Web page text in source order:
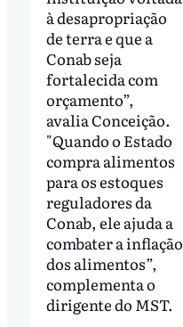
à desapropriação
de terra e que a
Conab seja
fortalecida com
orçamento”,
avalia Conceição.
"Quando o Estado
compra alimentos
para os estoques
reguladores da
Conab, ele ajuda a
combater a inflação
dos alimentos”,
complementa o
dirigente do MST.